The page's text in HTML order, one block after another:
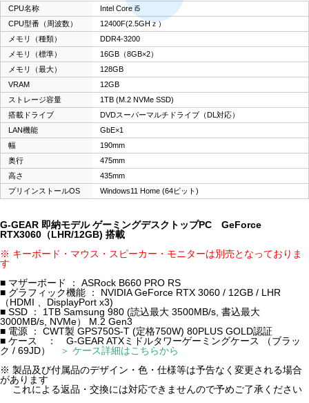
CPU名称
Intel Core i5
CPU型番（周波数）
12400F(2.5GHｚ）
メモリ（種類）
DDR4-3200
メモリ（標準）
16GB（8GB×2）
メモリ（最大）
128GB
VRAM
12GB
ストレージ容量
1TB (M.2 NVMe SSD)
搭載ドライブ
DVDスーパーマルチドライブ（DL対応）
LAN機能
GbE×1
幅
190mm
奥行
475mm
高さ
435mm
プリインストールOS
Windows11 Home (64ビット)
G-GEAR 即納モデル ゲーミングデスクトップPC GeForce
RTX3060（LHR/12GB) 搭載
※ キーボード・マウス・スピーカー・モニターは別売となっておりま
す
■ マザーボード ： ASRock B660 PRO RS
■ グラフィック機能 ： NVIDIA GeForce RTX 3060 / 12GB / LHR
（HDMI 、DisplayPort x3)
■ SSD ： 1TB Samsung 980 (読込最大 3500MB/s, 書込最大
3000MB/s, NVMe） M.2 Gen3
■ 電源 ： CWT製 GPS750S-T (定格750W) 80PLUS GOLD認証
■ ケース ： G-GEAR ATXミドルタワーゲーミングケース （ブラッ
ク / 69JD）
＞ ケース詳細はこちらから
※ 製品及び付属品のデザイン・色・仕様等は予告なく変更される場合
があります
これによる返品・交換には対応できませんので予めご了承ください